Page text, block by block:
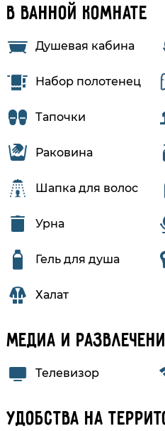
В ванной комнате
Душевая кабина
Набор полотенец
Тапочки
Раковина
Шапка для волос
Урна
Гель для душа
Халат
Медиа и
Телевизор
Удобства на